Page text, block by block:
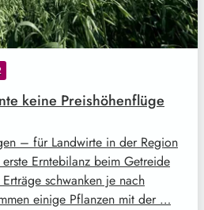
keine Preishöhenflüge
– für Landwirte in der Region
Erntebilanz beim Getreide
schwanken je nach
einige Pflanzen mit der …